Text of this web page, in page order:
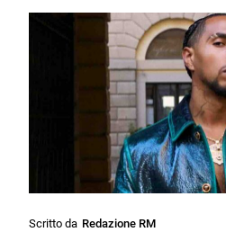
Scritto da Redazione RM